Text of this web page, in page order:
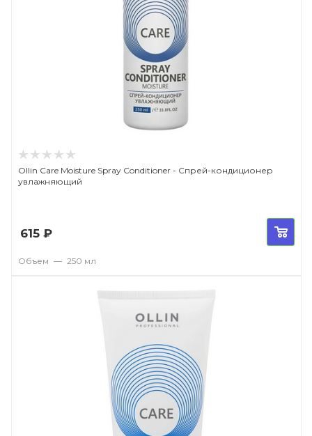
Ollin Care Moisture Spray Conditioner - Спрей-кондиционер
увлажняющий
615 ₽
Объем — 250 мл